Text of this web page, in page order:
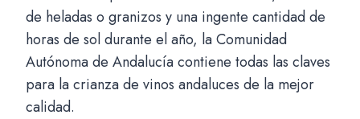
de heladas o granizos y una ingente cantidad de
horas de sol durante el año, la Comunidad
Autónoma de Andalucía contiene todas las claves
para la crianza de vinos andaluces de la mejor
calidad.